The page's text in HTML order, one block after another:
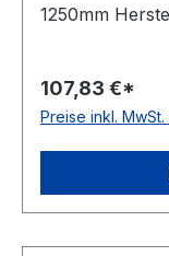
1250mm
107,83 €*
Preise inkl.